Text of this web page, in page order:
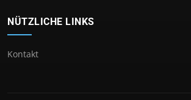
NÜTZLICHE LINKS
Kontakt